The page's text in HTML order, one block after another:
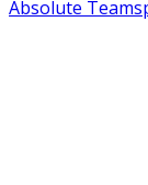
Absolute